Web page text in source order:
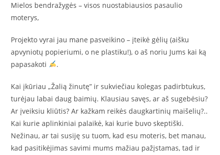
Mielos bendražygės – visos nuostabiausios pasaulio
moterys,
Projekto vyrai jau mane pasveikino – įteikė gėlių (aišku
apvyniotų popieriumi, o ne plastiku!), o aš noriu Jums kai ką
papasakoti
.
Kai įkūriau „Žalią žinutę” ir sukviečiau kolegas padirbtukus,
turėjau labai daug baimių. Klausiau savęs, ar aš sugebėsiu?
Ar įveiksiu kliūtis? Ar kažkam reikės daugkartinių maišelių?..
Kai kurie aplinkiniai palaikė, kai kurie buvo skeptiški.
Nežinau, ar tai susiję su tuom, kad esu moteris, bet manau,
kad pasitikėjimas savimi mums mažiau pažįstamas, tad ir